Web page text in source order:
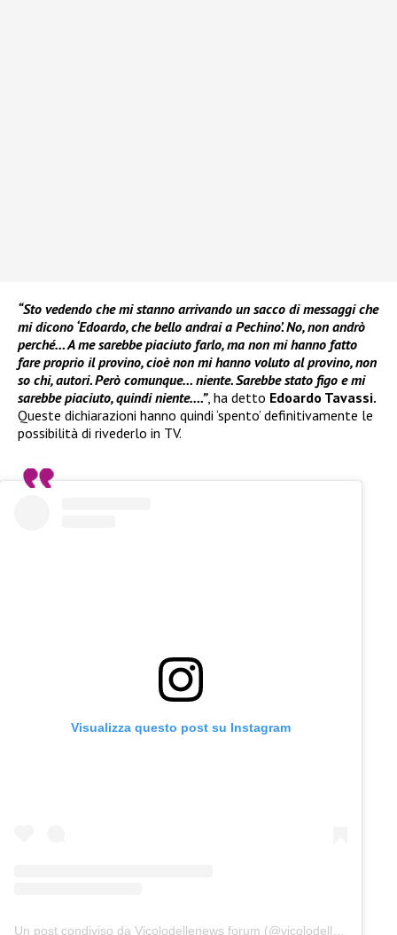
“Sto vedendo che mi stanno arrivando un sacco di messaggi che
mi dicono ‘Edoardo, che bello andrai a Pechino’. No, non andrò
perché… A me sarebbe piaciuto farlo, ma non mi hanno fatto
fare proprio il provino, cioè non mi hanno voluto al provino, non
so chi, autori. Però comunque… niente. Sarebbe stato figo e mi
sarebbe piaciuto, quindi niente….”, ha detto Edoardo Tavassi.
Queste dichiarazioni hanno quindi ‘spento’ definitivamente le
possibilità di rivederlo in TV.
Visualizza questo post su Instagram